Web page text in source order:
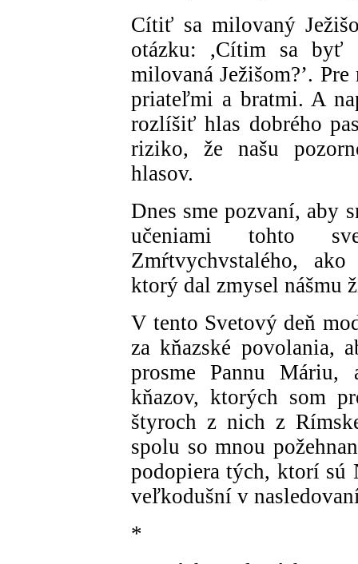
Cítiť sa milovaný
otázku: ,Cítim sa byť
milovaná Ježišom?’.
priateľmi a bratmi. A
rozlíšiť hlas dobrého
riziko, že našu
hlasov.
Dnes sme pozvaní, aby
učeniami tohto
Zmŕtvychvstalého,
ktorý dal zmysel nášmu
V tento Svetový deň
za kňazské povolania,
prosme Pannu Máriu,
kňazov, ktorých som
štyroch z nich z
spolu so mnou
podopiera tých, ktorí
veľkodušní v
*